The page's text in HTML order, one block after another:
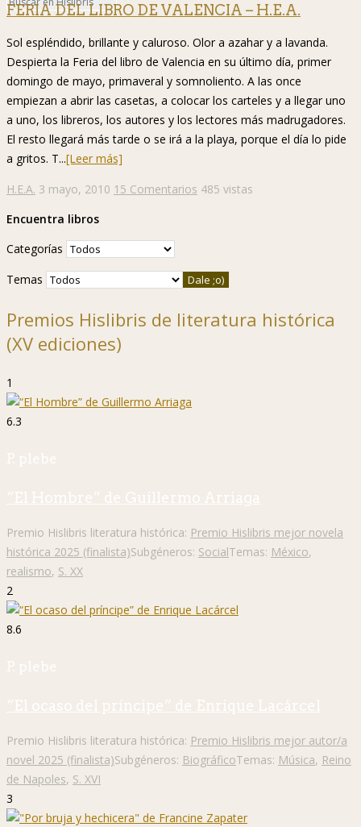
FERIA DEL LIBRO DE VALENCIA – H.E.A.
Sol espléndido, brillante y caluroso. Olor a azahar y a lavanda.
Despierta la Feria del libro de Valencia en su último día, primer
domingo de mayo, primaveral y somnoliento. A las once
empiezan a abrir las casetas, a colocar los carteles y a llegar uno
a uno, los libreros, los autores y los lectores más madrugadores.
El resto llegará más tarde o se irá a la playa, porque el día lo pide
a gritos. T...[Leer más]
H.E.A. 3 mayo, 2010 15 Comentarios 485 vistas
Encuentra libros
Categorías
Temas
Premios Hislibris de literatura histórica
(XV ediciones)
1
6.3
P. plebe
“El Hombre” de Guillermo Arriaga
Premio Hislibris literatura histórica: Premio Hislibris mejor novela
histórica 2025 (finalista)Subgéneros: SocialTemas: México,
realismo, S. XX
2
8.6
P. plebe
“El ocaso del príncipe” de Enrique Lacárcel
Premio Hislibris literatura histórica: Premio Hislibris mejor autor/a
novel 2025 (finalista)Subgéneros: BiográficoTemas: Música, Reino
de Napoles, S. XVI
3